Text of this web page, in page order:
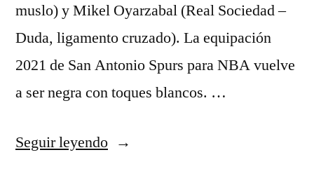
muslo) y Mikel Oyarzabal (Real Sociedad –
Duda, ligamento cruzado). La equipación
2021 de San Antonio Spurs para NBA vuelve
a ser negra con toques blancos. …
Seguir leyendo«camiseta